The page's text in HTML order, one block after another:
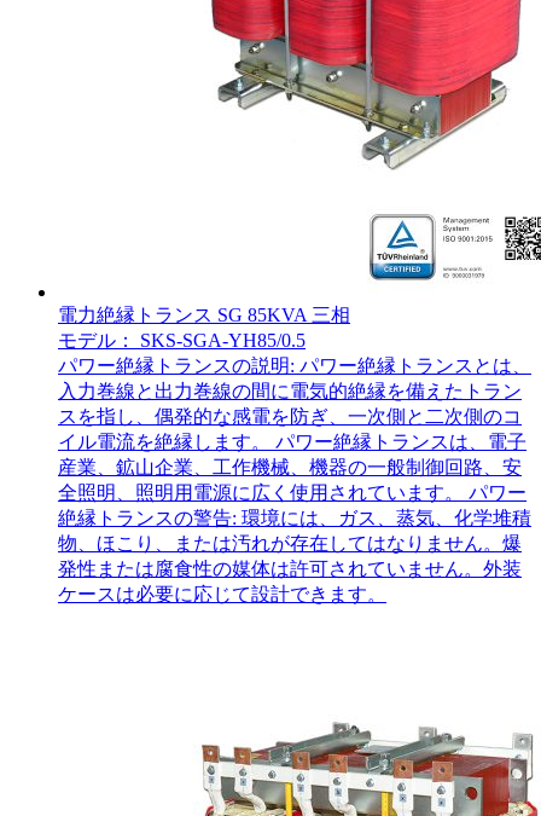
電力絶縁トランス SG 85KVA 三相
モデル： SKS-SGA-YH85/0.5
パワー絶縁トランスの説明: パワー絶縁トランスとは、
入力巻線と出力巻線の間に電気的絶縁を備えたトラン
スを指し、偶発的な感電を防ぎ、一次側と二次側のコ
イル電流を絶縁します。 パワー絶縁トランスは、電子
産業、鉱山企業、工作機械、機器の一般制御回路、安
全照明、照明用電源に広く使用されています。 パワー
絶縁トランスの警告: 環境には、ガス、蒸気、化学堆積
物、ほこり、または汚れが存在してはなりません。爆
発性または腐食性の媒体は許可されていません。外装
ケースは必要に応じて設計できます。